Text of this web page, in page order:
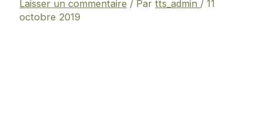
Laisser un commentaire / Partts_admin /11
octobre 2019